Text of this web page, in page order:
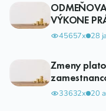
VÝKONE
45657x 28
Zmeny
33632x 20